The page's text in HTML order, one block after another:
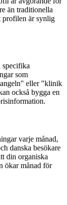
än traditionella
profilen är synlig
specifika
som
eller "klinik
också bygga en
varje månad,
danska besökare
din organiska
ökar månad för